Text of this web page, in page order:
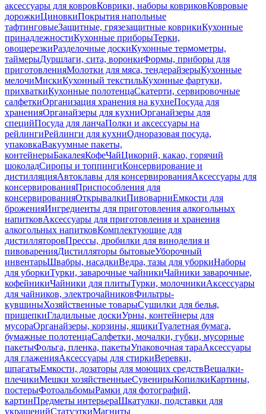
аксессуары для ковровКоврики, наборы ковриковКовровые
дорожкиЦиновкиПокрытия напольные
тафтинговыеЗащитные, грязезащитные коврикиКухонные
принадлежностиКухонные приборыТерки,
овощерезкиРазделочные доскиКухонные термометры,
таймерыДуршлаги, сита, воронкиФормы, приборы для
приготовленияМолотки для мяса, тендерайзерыКухонные
мелочиМискиКухонный текстильКухонные фартуки,
прихваткиКухонные полотенцаСкатерти, сервировочные
салфеткиОрганизация хранения на кухнеПосуда для
храненияОрганайзеры для кухниОрганайзеры для
специйПосуда для ланчаПолки и аксессуары на
рейлингиРейлинги для кухниОдноразовая посуда,
упаковкаВакуумные пакеты,
контейнерыБакалеяКофеЧайЦикорий, какао, горячий
шоколадСиропы и топпингиКонсервирование и
дистилляцияАвтоклавы для консервированияАксессуары для
консервированияПриспособления для
консервированияОткрывалкиПивоварниЕмкости для
броженияИнгредиенты для приготовления алкогольных
напитковАксессуары для приготовления и хранения
алкогольных напитковКомплектующие для
дистилляторовПрессы, дробилки для виноделия и
пивоваренияДистилляторы бытовыеУборочный
инвентарьШвабры, насадкиВедра, тазы для уборкиНаборы
для уборкиТурки, заварочные чайникиЧайники заварочные,
кофейникиЧайники для плитыТурки, молочникиАксессуары
для чайников, электрочайниковФильтры-
кувшиныХозяйственные товарыСушилки для белья,
прищепкиГладильные доскиУрны, контейнеры для
мусораОрганайзеры, корзины, ящикиТуалетная бумага,
бумажные полотенцаСалфетки, мочалки, губки, мусорные
пакетыФольга, пленка, пакетыУпаковочная тараАксессуары
для глаженияАксессуары для стиркиВеревки,
шпагатыЕмкости, дозаторы для моющих средствВешалки-
плечикиМешки хозяйственныеСувенирыКопилкиКартины,
постерыФотоальбомыРамки для фотографий,
картинПредметы интерьераШкатулки, подставки для
украшенийСтатуэткиМагниты